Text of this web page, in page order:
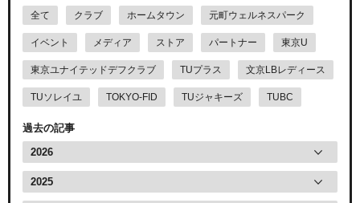
全て クラブ ホームタウン 元町ウェルネスパーク
イベント メディア ストア パートナー 東京U
東京ユナイテッドデフクラブ TUプラス 文京LBレディース
TUソレイユ TOKYO-FID TUジャキーズ TUBC
過去の記事
2026
2025